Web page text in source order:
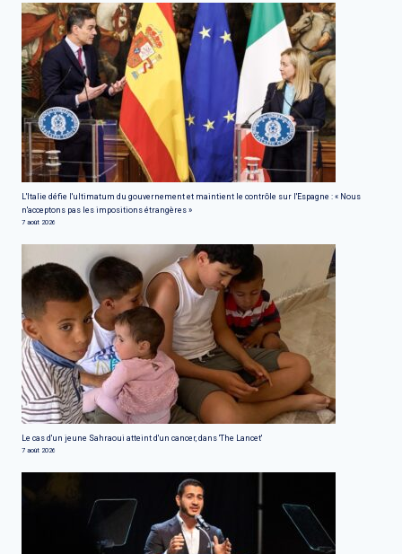
L'Italie défie l'ultimatum du gouvernement et maintient le contrôle sur l'Espagne : « Nous
n'acceptons pas les impositions étrangères »
7 août 2026
Le cas d'un jeune Sahraoui atteint d'un cancer, dans 'The Lancet'
7 août 2026